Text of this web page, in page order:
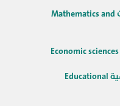
فيزياء ورياضيات Mathematics and
المناهج التعليمية Educational